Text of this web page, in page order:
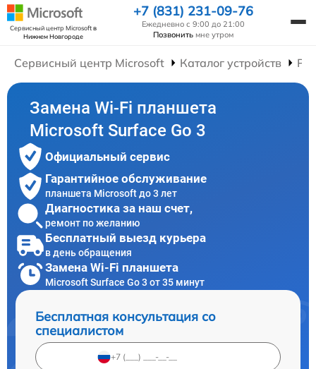
Сервисный центр Microsoftв
Нижнем Новгороде
+7 (831) 231-09-76
Ежедневно с 9:00 до 21:00
Позвонить мне утром
Сервисный центр Microsoft Каталог устройств
Замена Wi-Fi планшета
Microsoft Surface Go 3
Официальный сервис
Гарантийное обслуживание
планшета Microsoft до 3 лет
Диагностика за наш счет,
ремонт по желанию
Бесплатный выезд курьера
в день обращения
Замена Wi-Fi планшета
Microsoft Surface Go 3 от 35 минут
Бесплатная консультация со
специалистом